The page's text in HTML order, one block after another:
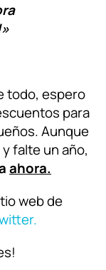
todo, espero
para
Aunque
falte un año,
ahora.
web de